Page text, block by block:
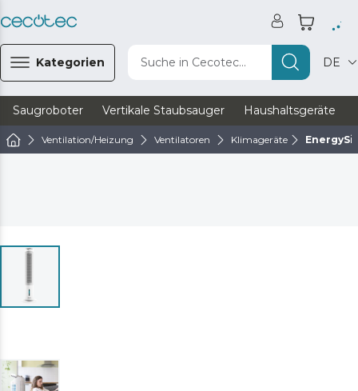
Kategorien Suche in Cecotec... DE
Saugroboter Vertikale Staubsauger Haushaltsgeräte
Ventilation/Heizung Ventilatoren Klimageräte